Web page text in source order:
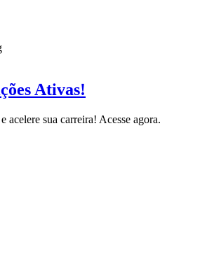
Ativas!
acelere sua carreira! Acesse agora.